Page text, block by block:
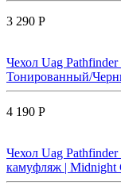
3 290 Р
Чехол Uag
Тонированный/
4 190 Р
Чехол Uag
камуфляж | Midnight